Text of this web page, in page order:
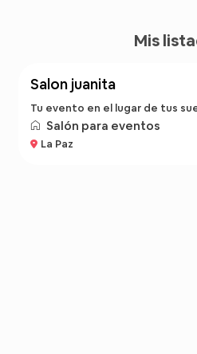
Mis
salon juanita
Tu evento en el lugar de tus
Salón para eventos
La Paz